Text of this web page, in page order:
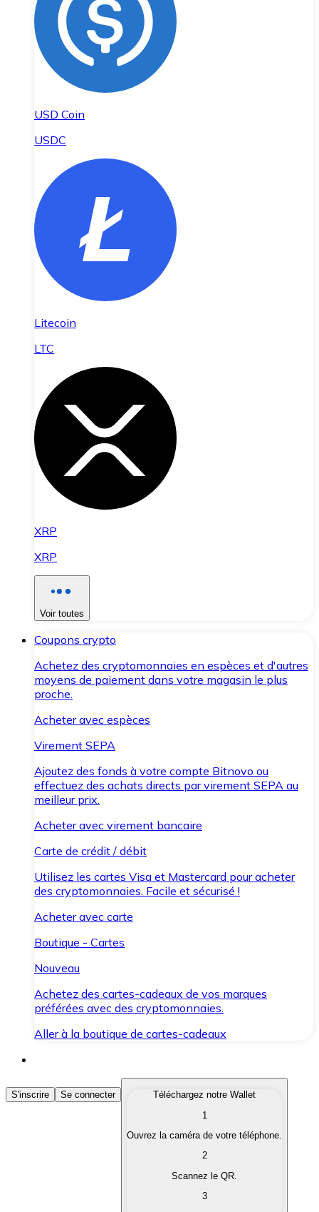
USD Coin
USDC
Litecoin
LTC
XRP
XRP
Voir toutes
Coupons crypto
Achetez des cryptomonnaies en espèces et d'autres
moyens de paiement dans votre magasin le plus
proche.
Acheter avec espèces
Virement SEPA
Ajoutez des fonds à votre compte Bitnovo ou
effectuez des achats directs par virement SEPA au
meilleur prix.
Acheter avec virement bancaire
Carte de crédit / débit
Utilisez les cartes Visa et Mastercard pour acheter
des cryptomonnaies. Facile et sécurisé !
Acheter avec carte
Boutique - Cartes
Nouveau
Achetez des cartes-cadeaux de vos marques
préférées avec des cryptomonnaies.
Aller à la boutique de cartes-cadeaux
Acheter des Cryptomonnaies
Achetez les cryptomonnaies qui vous intéressent
Convertissez vos cryptomonnaies en monnaie
S'inscrire Se connecter
Téléchargez notre Wallet
1
Ouvrez la caméra de votre téléphone.
2
Scannez le QR.
3